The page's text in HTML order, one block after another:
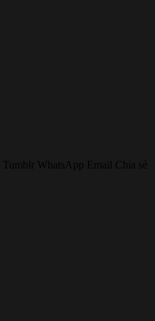
Tumblr WhatsApp Email Chia sẻ